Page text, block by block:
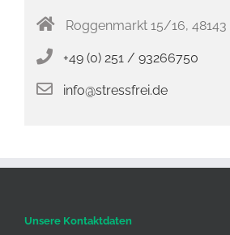
Roggenmarkt 15/16,
+49 (0) 251 / 93266750
info@stressfrei.de
Unsere Kontaktdaten